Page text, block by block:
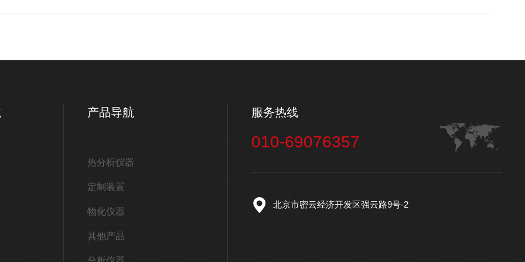
产品导航
热分析仪器
定制装置
物化仪器
其他产品
服务热线
010-69076357
北京市密云经济开发区强云路9号-2